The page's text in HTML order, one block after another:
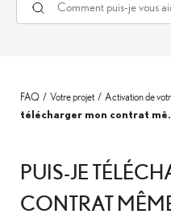
FAQ Votre projet Activation de
télécharger mon contrat
PUIS-JE
CONTRAT MÊME